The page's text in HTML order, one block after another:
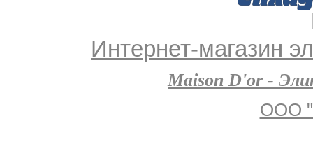
Интернет-магазин
Maison D'or -
ООО